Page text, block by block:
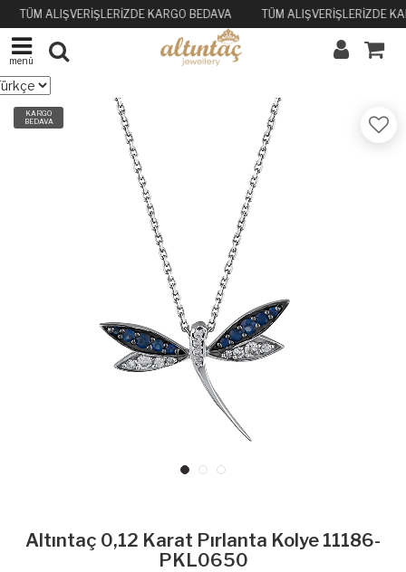
TÜM ALIŞVERİŞLERİZDE KARGO BEDAVA TÜM ALIŞVERİŞLERİZDE
menü
KARGO
BEDAVA
Altıntaç 0,12 Karat Pırlanta Kolye 11186-
PKL0650